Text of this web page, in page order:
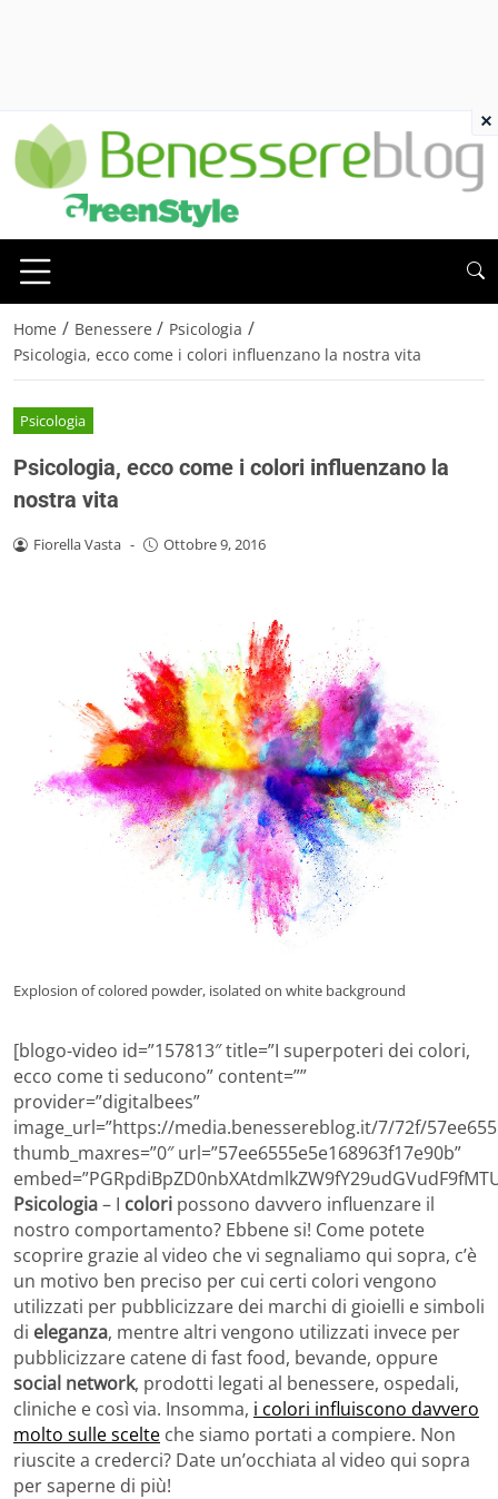
Home / Benessere / Psicologia /
Psicologia, ecco come i colori influenzano la nostra vita
Psicologia
Psicologia, ecco come i colori influenzano la
nostra vita
Fiorella Vasta - Ottobre 9, 2016
Explosion of colored powder, isolated on white background
[blogo-video id=”157813″ title=”I superpoteri dei colori,
ecco come ti seducono” content=””
provider=”digitalbees”
image_url=”https://media.benessereblog.it/7/72f/
thumb_maxres=”0″ url=”57ee6555e5e168963f17e90b”
Psicologia– I colori possono davvero influenzare il
nostro comportamento? Ebbene si! Come potete
scoprire grazie al video che vi segnaliamo qui sopra, c’è
un motivo ben preciso per cui certi colori vengono
utilizzati per pubblicizzare dei marchi di gioielli e simboli
di eleganza, mentre altri vengono utilizzati invece per
pubblicizzare catene di fast food, bevande, oppure
social network, prodotti legati al benessere, ospedali,
cliniche e così via. Insomma, i colori influiscono davvero
molto sulle scelte che siamo portati a compiere. Non
riuscite a crederci? Date un’occhiata al video qui sopra
per saperne di più!
×